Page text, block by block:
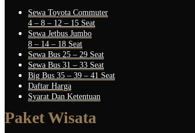
Sewa Toyota Commuter
4 – 8 – 12 – 15 Seat
Sewa Jetbus Jumbo
8 – 14 – 18 Seat
Sewa Bus 25 – 29 Seat
Sewa Bus 31 – 33 Seat
Big Bus 35 – 39 – 41 Seat
Daftar Harga
Syarat Dan Ketentuan
Paket Wisata